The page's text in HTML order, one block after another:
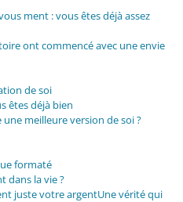
ment : vous êtes déjà assez
ont commencé avec une envie
de soi
êtes déjà bien
meilleure version de soi ?
formaté
dans la vie ?
juste votre argentUne vérité qui